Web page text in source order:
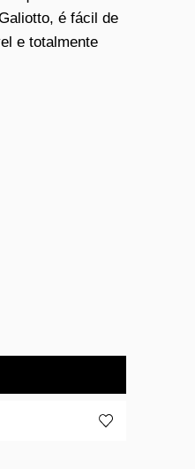
é fácil de
e totalmente